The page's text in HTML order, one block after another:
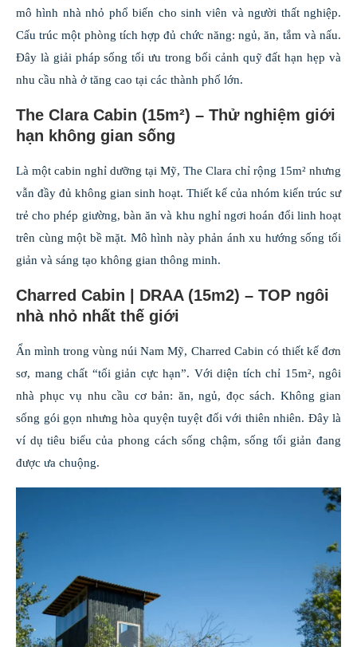
mô hình nhà nhỏ phổ biến cho sinh viên và người thất nghiệp.
Cấu trúc một phòng tích hợp đủ chức năng: ngủ, ăn, tắm và nấu.
Đây là giải pháp sống tối ưu trong bối cảnh quỹ đất hạn hẹp và
nhu cầu nhà ở tăng cao tại các thành phố lớn.
The Clara Cabin (15m²) – Thử nghiệm giới
hạn không gian sống
Là một cabin nghỉ dưỡng tại Mỹ, The Clara chỉ rộng 15m² nhưng
vẫn đầy đủ không gian sinh hoạt. Thiết kế của nhóm kiến trúc sư
trẻ cho phép giường, bàn ăn và khu nghỉ ngơi hoán đổi linh hoạt
trên cùng một bề mặt. Mô hình này phản ánh xu hướng sống tối
giản và sáng tạo không gian thông minh.
Charred Cabin | DRAA (15m2) – TOP ngôi
nhà nhỏ nhất thế giới
Ẩn mình trong vùng núi Nam Mỹ, Charred Cabin có thiết kế đơn
sơ, mang chất “tối giản cực hạn”. Với diện tích chỉ 15m², ngôi
nhà phục vụ nhu cầu cơ bản: ăn, ngủ, đọc sách. Không gian
sống gói gọn nhưng hòa quyện tuyệt đối với thiên nhiên. Đây là
ví dụ tiêu biểu của phong cách sống chậm, sống tối giản đang
được ưa chuộng.